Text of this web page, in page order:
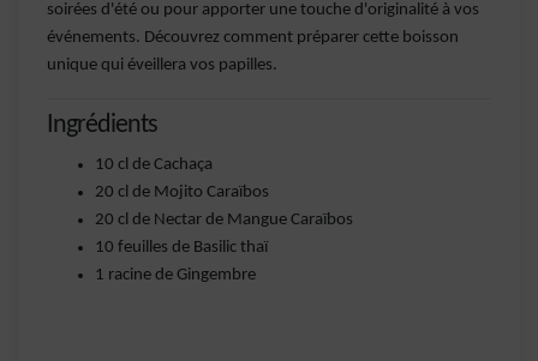
soirées d'été ou pour apporter une touche d'originalité à vos
événements. Découvrez comment préparer cette boisson
unique qui éveillera vos papilles.
Ingrédients
10 cl de Cachaça
20 cl de Mojito Caraïbos
20 cl de Nectar de Mangue Caraïbos
10 feuilles de Basilic thaï
1 racine de Gingembre